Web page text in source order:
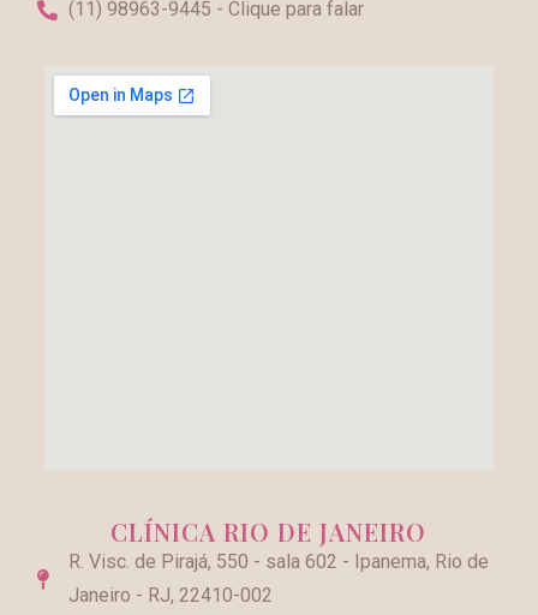
(11) 98963-9445 - Clique para falar
CLÍNICA RIO DE JANEIRO
R. Visc. de Pirajá, 550 - sala 602 - Ipanema, Rio de
Janeiro - RJ, 22410-002